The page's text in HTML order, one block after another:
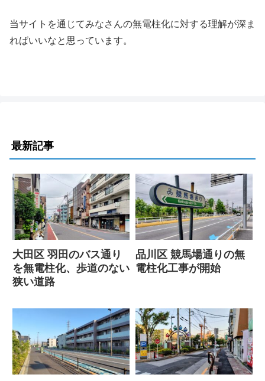
当サイトを通じてみなさんの無電柱化に対する理解が深ま
ればいいなと思っています。
最新記事
大田区 羽田のバス通り
を無電柱化、歩道のない
狭い道路
品川区 競馬場通りの無
電柱化工事が開始